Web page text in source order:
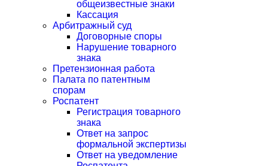
общеизвестные знаки
Кассация
Арбитражный суд
Договорные споры
Нарушение товарного
знака
Претензионная работа
Палата по патентным
спорам
Роспатент
Регистрация товарного
знака
Ответ на запрос
формальной экспертизы
Ответ на уведомление